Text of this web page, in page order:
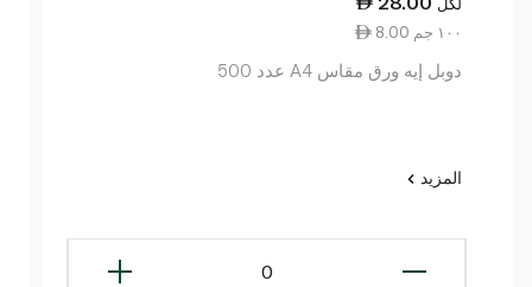
8.00 ١٠٠ جم
دوبل إيه ورق مقاس A4 عدد 500
المزيد
0